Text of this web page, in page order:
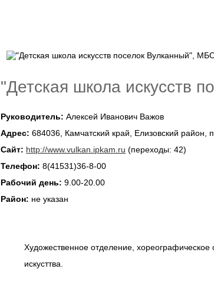
"Детская школа искусств
Руководитель: Алексей Иванович Важов
Адрес: 684036, Камчатский край, Елизовский район,
Сайт: http://www.vulkan.ipkam.ru (переходы: 42)
Телефон: 8(41531)36-8-00
Рабочий день: 9.00-20.00
Район: не указан
Художественное отделение,
искусттва.